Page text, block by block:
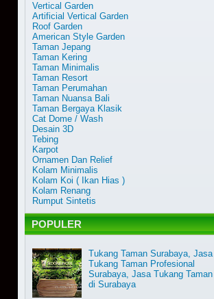
Vertical Garden
Artificial Vertical Garden
Roof Garden
American Style Garden
Taman Jepang
Taman Kering
Taman Minimalis
Taman Resort
Taman Perumahan
Taman Nuansa Bali
Taman Bergaya Klasik
Cat Dome / Wash
Desain 3D
Tebing
Karpot
Ornamen Dan Relief
Kolam Minimalis
Kolam Koi ( Ikan Hias )
Kolam Renang
Rumput Sintetis
POPULER
Tukang Taman Surabaya, Jasa
Tukang Taman Profesional
Surabaya, Jasa Tukang Taman
di Surabaya